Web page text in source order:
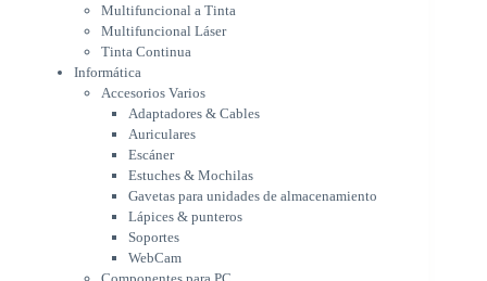
Escáner
Estuches & Mochilas
Gavetas para unidades de
almacenamiento
Lápices & punteros
Soportes
WebCam
Componentes para PC
Fuentes
Gabinetes
Kit Mouses & Teclados
Memoria RAM
Monitores
Multifuncional a Tinta
Multifuncional Láser
Tinta Continua
Informática
Accesorios Varios
Adaptadores & Cables
Auriculares
Escáner
Estuches & Mochilas
Gavetas para unidades de almacenamiento
Lápices & punteros
Soportes
WebCam